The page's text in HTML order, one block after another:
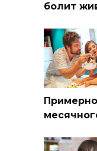
болит